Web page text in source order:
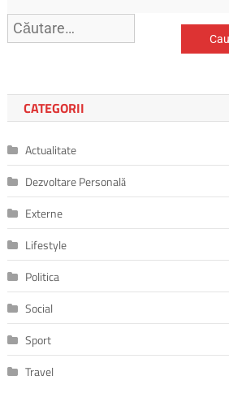
Caută
după:
CATEGORII
Actualitate
Dezvoltare Personală
Externe
Lifestyle
Politica
Social
Sport
Travel